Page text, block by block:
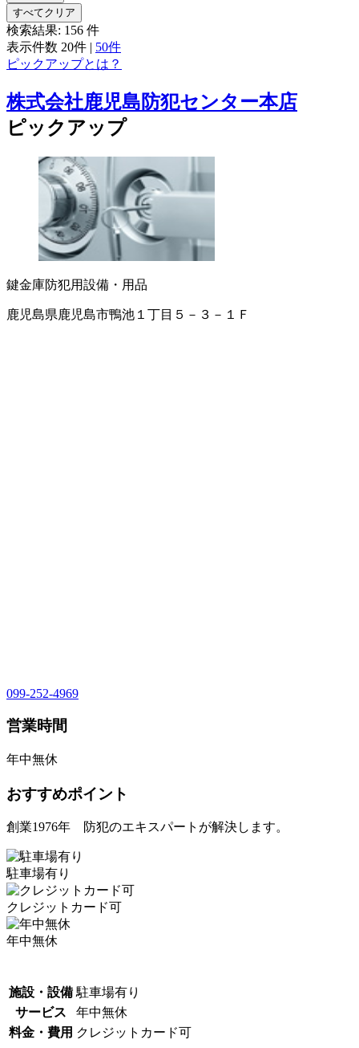
すべてクリア
検索結果: 156 件
表示件数 20件 | 50件
ピックアップとは？
株式会社鹿児島防犯センター本店
ピックアップ
鍵金庫防犯用設備・用品
鹿児島県鹿児島市鴨池１丁目５－３－１Ｆ
099-252-4969
営業時間
年中無休
おすすめポイント
創業1976年 防犯のエキスパートが解決します。
駐車場有り
クレジットカード可
年中無休
施設・設備 駐車場有り
サービス
年中無休
料金・費用 クレジットカード可